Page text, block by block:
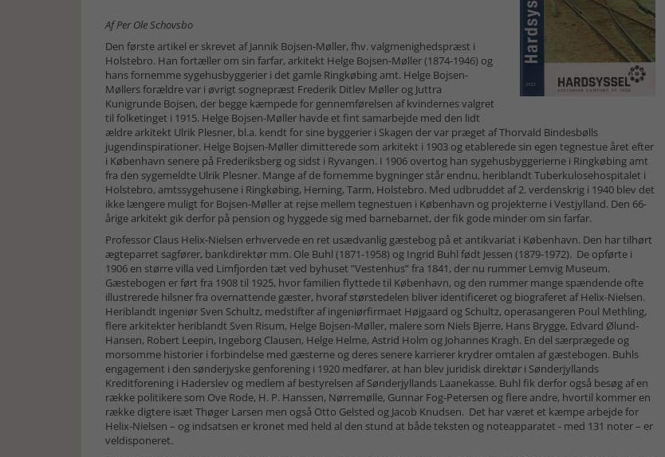
Af Per Ole Schovsbo
Den første artikel er skrevet af Jannik Bojsen-Møller, fhv. valgmenighedspræst i
Holstebro. Han fortæller om sin farfar, arkitekt Helge Bojsen-Møller (1874-1946) og
hans fornemme sygehusbyggerier i det gamle Ringkøbing amt. Helge Bojsen-
Møllers forældre var i øvrigt sognepræst Frederik Ditlev Møller og Juttra
Kunigrunde Bojsen, der begge kæmpede for gennemførelsen af kvindernes valgret
til folketinget i 1915. Helge Bojsen-Møller havde et fint samarbejde med den lidt
ældre arkitekt Ulrik Plesner, bl.a. kendt for sine byggerier i Skagen der var præget af Thorvald Bindesbølls
jugendinspirationer. Helge Bojsen-Møller dimitterede som arkitekt i 1903 og etablerede sin egen tegnestue året efter
i København senere på Frederiksberg og sidst i Ryvangen. I 1906 overtog han sygehusbyggerierne i Ringkøbing amt
fra den sygemeldte Ulrik Plesner. Mange af de fornemme bygninger står endnu, heriblandt Tuberkulosehospitalet i
Holstebro, amtssygehusene i Ringkøbing, Herning, Tarm, Holstebro. Med udbruddet af 2. verdenskrig i 1940 blev det
ikke længere muligt for Bojsen-Møller at rejse mellem tegnestuen i København og projekterne i Vestjylland. Den 66-
årige arkitekt gik derfor på pension og hyggede sig med barnebarnet, der fik gode minder om sin farfar.
Professor Claus Helix-Nielsen erhvervede en ret usædvanlig gæstebog på et antikvariat i København. Den har tilhørt
ægteparret sagfører, bankdirektør mm. Ole Buhl (1871-1958) og Ingrid Buhl født Jessen (1879-1972). De opførte i
1906 en større villa ved Limfjorden tæt ved byhuset ”Vestenhus” fra 1841, der nu rummer Lemvig Museum.
Gæstebogen er ført fra 1908 til 1925, hvor familien flyttede til København, og den rummer mange spændende ofte
illustrerede hilsner fra overnattende gæster, hvoraf størstedelen bliver identificeret og biograferet af Helix-Nielsen.
Heriblandt ingeniør Sven Schultz, medstifter af ingeniørfirmaet Højgaard og Schultz, operasangeren Poul Methling,
flere arkitekter heriblandt Sven Risum, Helge Bojsen-Møller, malere som Niels Bjerre, Hans Brygge, Edvard Ølund-
Hansen, Robert Leepin, Ingeborg Clausen, Helge Helme, Astrid Holm og Johannes Kragh. En del særprægede og
morsomme historier i forbindelse med gæsterne og deres senere karrierer krydrer omtalen af gæstebogen. Buhls
engagement i den sønderjyske genforening i 1920 medfører, at han blev juridisk direktør i Sønderjyllands
Kreditforening i Haderslev og medlem af bestyrelsen af Sønderjyllands Laanekasse. Buhl fik derfor også besøg af en
række politikere som Ove Rode, H. P. Hanssen, Nørremølle, Gunnar Fog-Petersen og flere andre, hvortil kommer en
række digtere isæt Thøger Larsen men også Otto Gelsted og Jacob Knudsen. Det har været et kæmpe arbejde for
Helix-Nielsen – og indsatsen er kronet med held al den stund at både teksten og noteapparatet - med 131 noter – er
veldisponeret.